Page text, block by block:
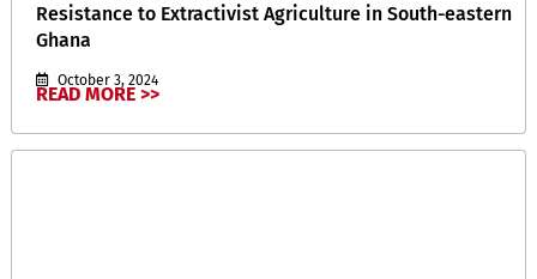
Resistance to Extractivist Agriculture in South-eastern
Ghana
October 3, 2024
READ MORE >>